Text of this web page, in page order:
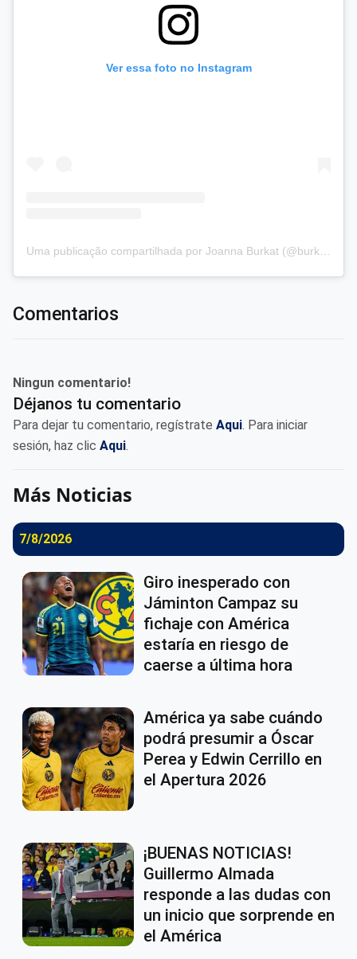
Ver essa foto no Instagram
Comentarios
Ningun comentario!
Déjanos tu comentario
Para dejar tu comentario, regístrate Aqui. Para iniciar
sesión, haz clic Aqui.
Más Noticias
7/8/2026
Giro inesperado con
Jáminton Campaz su
fichaje con América
estaría en riesgo de
caerse a última hora
América ya sabe cuándo
podrá presumir a Óscar
Perea y Edwin Cerrillo en
el Apertura 2026
¡BUENAS NOTICIAS!
Guillermo Almada
responde a las dudas con
un inicio que sorprende en
el América